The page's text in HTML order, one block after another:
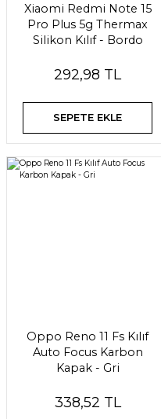
Xiaomi Redmi Note 15
Pro Plus 5g Thermax
Silikon Kılıf - Bordo
292,98 TL
SEPETE EKLE
Oppo Reno 11 Fs Kılıf
Auto Focus Karbon
Kapak - Gri
338,52 TL